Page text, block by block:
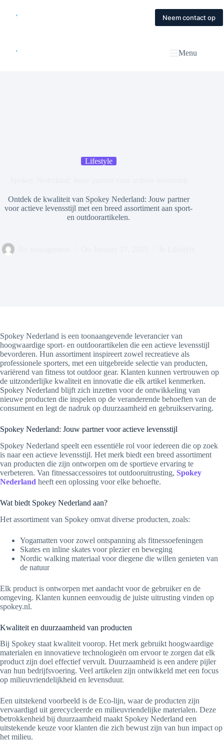
Contact
Neem contact op
Menu
Lifestyle
Ontdek de kwaliteit van Spokey Nederland: Jouw partner
voor actieve levensstijl met een breed assortiment aan sport-
en outdoorartikelen.
Spokey Nederland is een toonaangevende leverancier van
hoogwaardige sport- en outdoorartikelen die een actieve levensstijl
bevorderen. Hun assortiment inspireert zowel recreatieve als
professionele sporters, met een uitgebreide selectie van producten,
variërend van fitness tot outdoor gear. Klanten kunnen vertrouwen op
de uitzonderlijke kwaliteit en innovatie die elk artikel kenmerken.
Spokey Nederland blijft zich inzetten voor de ontwikkeling van
nieuwe producten die inspelen op de veranderende behoeften van de
consument en legt de nadruk op duurzaamheid en gebruikservaring.
Spokey Nederland: Jouw partner voor actieve levensstijl
Spokey Nederland speelt een essentiële rol voor iedereen die op zoek
is naar een actieve levensstijl. Het merk biedt een breed assortiment
van producten die zijn ontworpen om de sportieve ervaring te
verbeteren. Van fitnessaccessoires tot outdooruitrusting, Spokey
Nederland heeft een oplossing voor elke behoefte.
Wat biedt Spokey Nederland aan?
Het assortiment van Spokey omvat diverse producten, zoals:
Yogamatten voor zowel ontspanning als fitnessoefeningen
Skates en inline skates voor plezier en beweging
Nordic walking materiaal voor diegene die willen genieten van
de natuur
Elk product is ontworpen met aandacht voor de gebruiker en de
omgeving. Klanten kunnen eenvoudig de juiste uitrusting vinden op
spokey.nl.
Kwaliteit en duurzaamheid van producten
Bij Spokey staat kwaliteit voorop. Het merk gebruikt hoogwaardige
materialen en innovatieve technologieën om ervoor te zorgen dat elk
product zijn doel effectief vervult. Duurzaamheid is een andere pijler
van hun bedrijfsvoering. Veel artikelen zijn ontwikkeld met een focus
op milieuvriendelijkheid en levensduur.
Een uitstekend voorbeeld is de Eco-lijn, waar de producten zijn
vervaardigd uit gerecycleerde en milieuvriendelijke materialen. Deze
betrokkenheid bij duurzaamheid maakt Spokey Nederland een
uitstekende keuze voor klanten die zich bewust zijn van hun impact op
het milieu.